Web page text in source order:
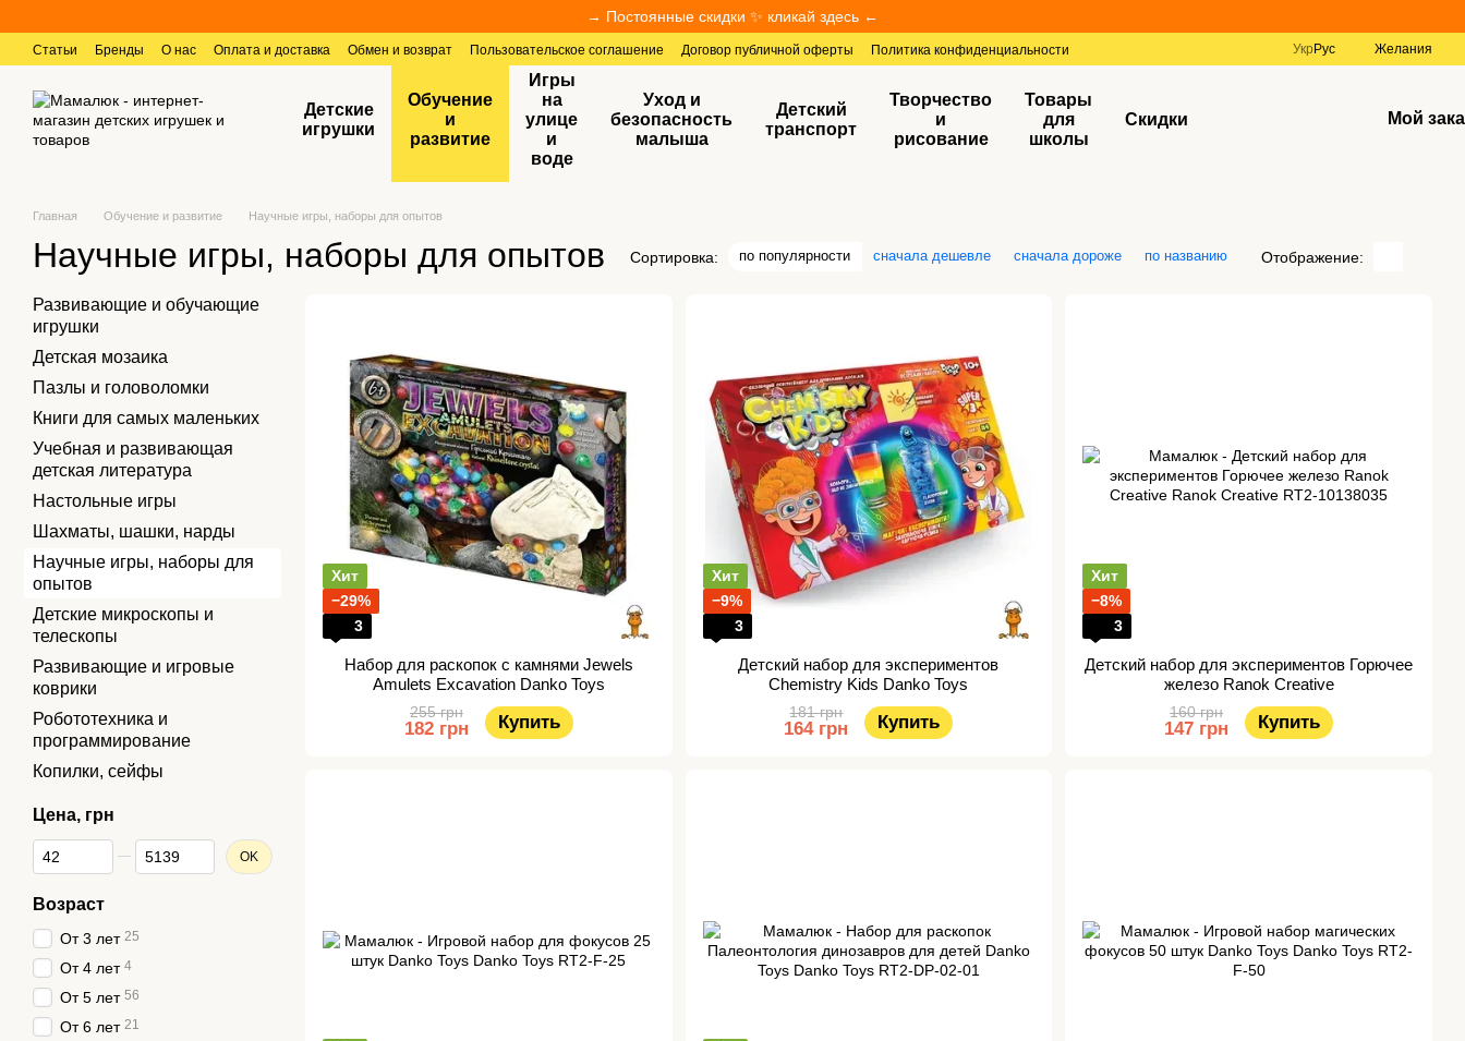
→ Постоянные скидки ✨ кликай здесь ←
Статьи Бренды О нас Оплата и доставка Обмен и возврат Пользовательское соглашение Договор публичной оферты
Политика конфиденциальности
Укр Рус Желания
Детские
игрушки
Обучение
и
развитие
Игры
на
улице
и
воде
Уход и
безопасность
малыша
Детский
транспорт
Творчество
и
рисование
Товары
для
школы
Скидки Мой
Главная Обучение и развитие Научные игры, наборы для опытов
Научные игры, наборы для опытов Сортировка: по популярности сначала дешевле сначала дороже по названию Отображение:
Хит
−29%
3
Набор для раскопок с камнями Jewels
Amulets Excavation Danko Toys
255 грн
182 грн Купить
Хит
−9%
3
Детский набор для экспериментов
Chemistry Kids Danko Toys
181 грн
164 грн Купить
Хит
−8%
3
Детский набор для экспериментов Горючее
железо Ranok Creative
160 грн
147 грн Купить
Развивающие и обучающие
игрушки
Детская мозаика
Пазлы и головоломки
Книги для самых маленьких
Учебная и развивающая
детская литература
Настольные игры
Шахматы, шашки, нарды
Научные игры, наборы для
опытов
Детские микроскопы и
телескопы
Развивающие и игровые
коврики
Робототехника и
программирование
Копилки, сейфы
Цена, грн
От Цена, грн
До Цена, грн OK
Возраст
От 3 лет 25
От 4 лет 4
От 5 лет 56
От 6 лет 21